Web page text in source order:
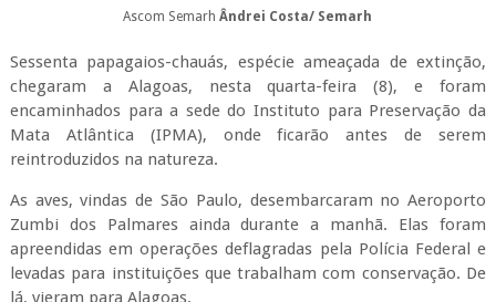
Ascom Semarh Ândrei Costa/ Semarh
Sessenta papagaios-chauás, espécie ameaçada de extinção,
chegaram a Alagoas, nesta quarta-feira (8), e foram
encaminhados para a sede do Instituto para Preservação da
Mata Atlântica (IPMA), onde ficarão antes de serem
reintroduzidos na natureza.
As aves, vindas de São Paulo, desembarcaram no Aeroporto
Zumbi dos Palmares ainda durante a manhã. Elas foram
apreendidas em operações deflagradas pela Polícia Federal e
levadas para instituições que trabalham com conservação. De
lá, vieram para Alagoas.